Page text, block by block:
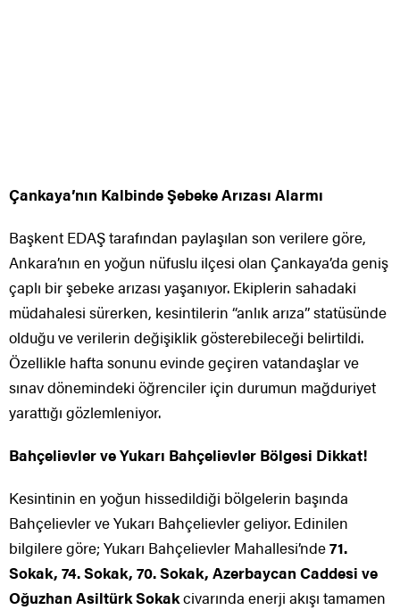
Çankaya’nın Kalbinde Şebeke Arızası Alarmı
Başkent EDAŞ tarafından paylaşılan son verilere göre,
Ankara’nın en yoğun nüfuslu ilçesi olan Çankaya’da geniş
çaplı bir şebeke arızası yaşanıyor. Ekiplerin sahadaki
müdahalesi sürerken, kesintilerin “anlık arıza” statüsünde
olduğu ve verilerin değişiklik gösterebileceği belirtildi.
Özellikle hafta sonunu evinde geçiren vatandaşlar ve
sınav dönemindeki öğrenciler için durumun mağduriyet
yarattığı gözlemleniyor.
Bahçelievler ve Yukarı Bahçelievler Bölgesi Dikkat!
Kesintinin en yoğun hissedildiği bölgelerin başında
Bahçelievler ve Yukarı Bahçelievler geliyor. Edinilen
bilgilere göre; Yukarı Bahçelievler Mahallesi’nde71.
Sokak, 74. Sokak, 70. Sokak, Azerbaycan Caddesi ve
Oğuzhan Asiltürk Sokakcivarında enerji akışı tamamen